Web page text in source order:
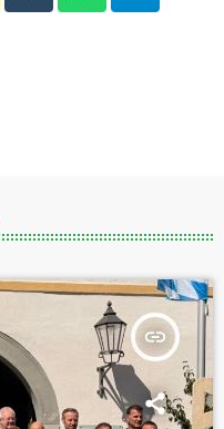
insert_link